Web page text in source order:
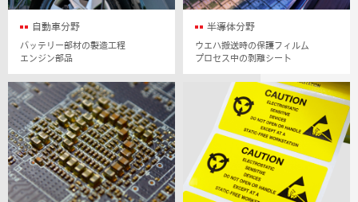
自動車分野
バッテリー部材の製造工程
エンジン部品
半導体分野
ウエハ搬送時の保護フィルム
プロセス中の剥離シート